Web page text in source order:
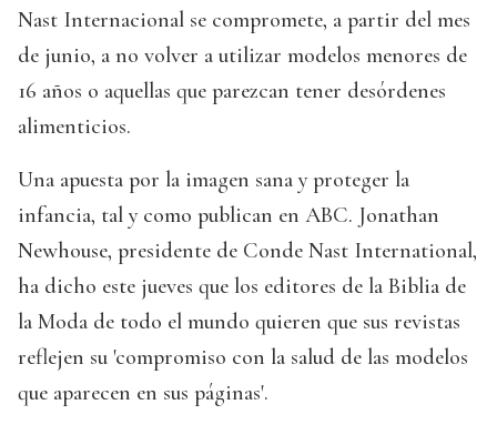
Nast Internacional se compromete, a partir del mes
de junio, a no volver a utilizar modelos menores de
16 años o aquellas que parezcan tener desórdenes
alimenticios.
Una apuesta por la imagen sana y proteger la
infancia, tal y como publican en ABC. Jonathan
Newhouse, presidente de Conde Nast International,
ha dicho este jueves que los editores de la Biblia de
la Moda de todo el mundo quieren que sus revistas
reflejen su 'compromiso con la salud de las modelos
que aparecen en sus páginas'.